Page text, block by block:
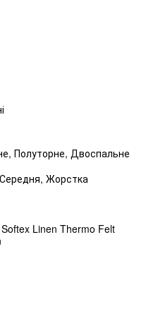
Полуторне, Двоспальне
Середня, Жорстка
Linen Thermo Felt